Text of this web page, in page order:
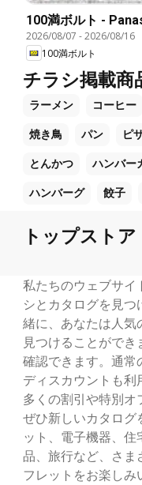
100満ボルト -
2026/08/07 -2026/08/16
100満ボルト
チラシ掲載商
ラーメン コーヒー
焼き鳥 パン ピ
とんかつ ハンバー
ハンバーグ 餃子
トップストア
私たちのウェブサイ
シとカタログを見
緒に、あなたは人気
見つけることがで
確認できます。通常
ディスカウントも
多くの割引や特別オ
ぜひ新しいカタログ
ット、電子機器、
品、旅行など、さま
フレットをお楽しみ